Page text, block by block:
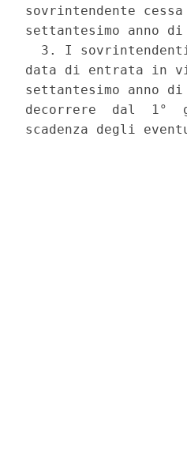
sovrintendente
settantesimo anno
3. I
data di entrata in
settantesimo anno
decorrere  dal  1°